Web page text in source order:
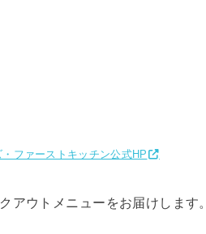
ファーストキッチン公式HP
アウトメニューをお届けします。